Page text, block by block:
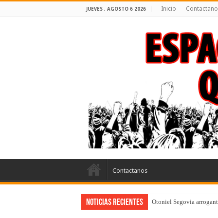
JUEVES , AGOSTO 6 2026 Inicio
Contactanos
Noticias Recientes Otoniel Segovia
Puebla: ley que penaliza